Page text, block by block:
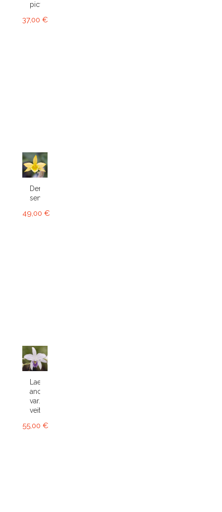
picturatum
37,00 €
Dendrobium
senile
49,00 €
Laelia
anceps
var.
veitchiana
55,00 €